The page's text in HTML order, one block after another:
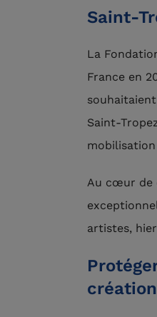
Saint-
La
France en
Saint-
Au cœur de
artistes,
création